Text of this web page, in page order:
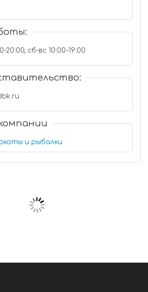
20:00, сб-вс 10:00-19:00
и рыбалки